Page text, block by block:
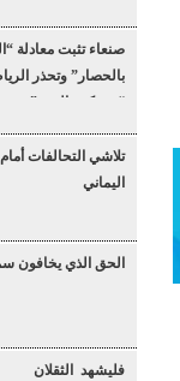
صنعاء تثبت معادلة
بالحصار” وتحذر
“عسكرة البحر”
تلاشي التحالفات
اليماني
الحق الذي يخافون
فليشهد الثقلان